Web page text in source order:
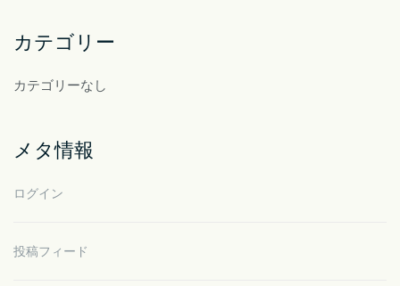
カテゴリー
カテゴリーなし
メタ情報
ログイン
投稿フィード